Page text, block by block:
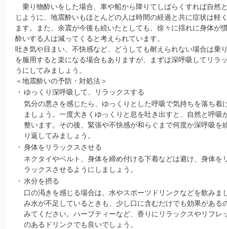
乗り物酔いをした場合、車や船から降りてしばらくすれば自然
じように、地震酔いもほとんどの人は時間の経過と共に症状は軽
ます。また、余震が今後も続いたとしても、徐々に揺れに身体が
酔いする人は減ってくると考えられています。
吐き気や目まい、不快感など、どうしても耐えられない場合は乗
を服用すると楽になる場合もありますが、まずは深呼吸してリラ
うにしてみましょう。
＜地震酔いの予防・対処法＞
・ ゆっくり深呼吸して、リラックスする
気分の悪さを感じたら、ゆっくりとした呼吸で気持ちを落ち着
ましょう。一度大きくゆっくりと息を吐き出すと、自然と呼吸
整います。その後、緊張や不快感が和らぐまで何度か深呼吸を
り返してみましょう。
・ 身体をリラックスさせる
ネクタイやベルト、身体を締め付ける下着などは避け、身体を
ラックスさせるようにしましょう。
・ 水分を摂る
口の渇きを感じる場合は、水やスポーツドリンクなどを飲みま
み水が不足しているときも、少し口に含むだけでも効果がある
みてください。ハーブティーなど、香りにリラックスやリフレ
のあるドリンクでも良いでしょう。